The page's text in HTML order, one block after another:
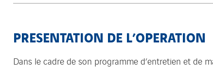
PRESENTATION DE L’OPERATION
Dans le cadre de son programme d’entretien et de